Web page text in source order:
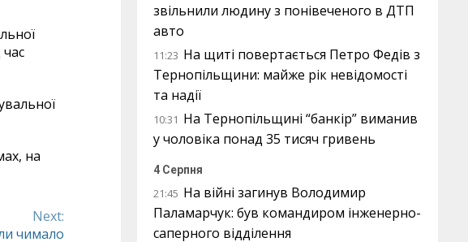
на
Next:
чимало
звільнили людину з понівеченого в ДТП
авто
11:23 На щиті повертається Петро Федів з
Тернопільщини: майже рік невідомості
та надії
10:31 На Тернопільщині “банкір” виманив
у чоловіка понад 35 тисяч гривень
4 Серпня
21:45 На війні загинув Володимир
Паламарчук: був командиром інженерно-
саперного відділення